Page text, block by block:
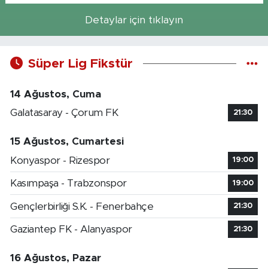
Detaylar için tıklayın
Süper Lig Fikstür
14 Ağustos, Cuma
Galatasaray - Çorum FK
21:30
15 Ağustos, Cumartesi
Konyaspor - Rizespor
19:00
Kasımpaşa - Trabzonspor 19:00
Gençlerbirliği S.K. - Fenerbahçe 21:30
Gaziantep FK - Alanyaspor 21:30
16 Ağustos, Pazar